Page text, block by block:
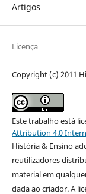
Artigos
Licença
Copyright (c) 2011
Este trabalho está
Attribution 4.0
História & Ensino
reutilizadores
material em
dada ao criador. A